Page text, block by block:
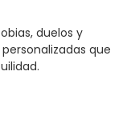
duelos y
que